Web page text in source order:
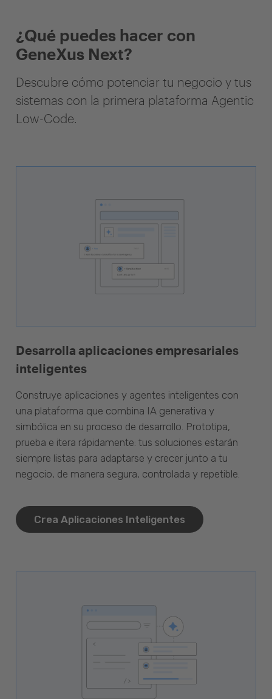
¿Qué puedes hacer con
GeneXus Next?
Descubre cómo potenciar tu negocio y tus
sistemas con la primera plataforma Agentic
Low-Code.
Desarrolla aplicaciones empresariales
inteligentes
Construye aplicaciones y agentes inteligentes con
una plataforma que combina IA generativa y
simbólica en su proceso de desarrollo. Prototipa,
prueba e itera rápidamente: tus soluciones estarán
siempre listas para adaptarse y crecer junto a tu
negocio, de manera segura, controlada y repetible.
Crea Aplicaciones Inteligentes